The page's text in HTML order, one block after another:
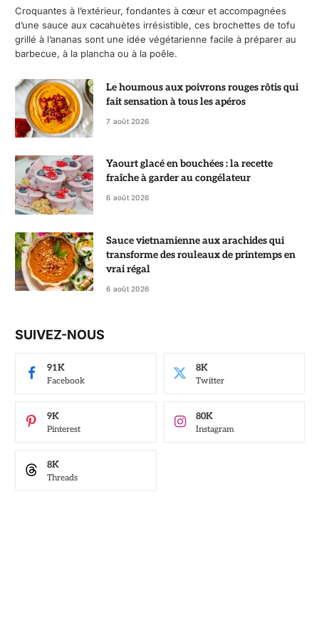
Croquantes à l’extérieur, fondantes à cœur et accompagnées
d’une sauce aux cacahuètes irrésistible, ces brochettes de tofu
grillé à l’ananas sont une idée végétarienne facile à préparer au
barbecue, à la plancha ou à la poêle.
Le houmous aux poivrons rouges rôtis qui
fait sensation à tous les apéros
7 août 2026
Yaourt glacé en bouchées : la recette
fraîche à garder au congélateur
6 août 2026
Sauce vietnamienne aux arachides qui
transforme des rouleaux de printemps en
vrai régal
6 août 2026
SUIVEZ-NOUS
Facebook
91K
Twitter
8K
Pinterest
9K
Instagram
80K
Threads
8K